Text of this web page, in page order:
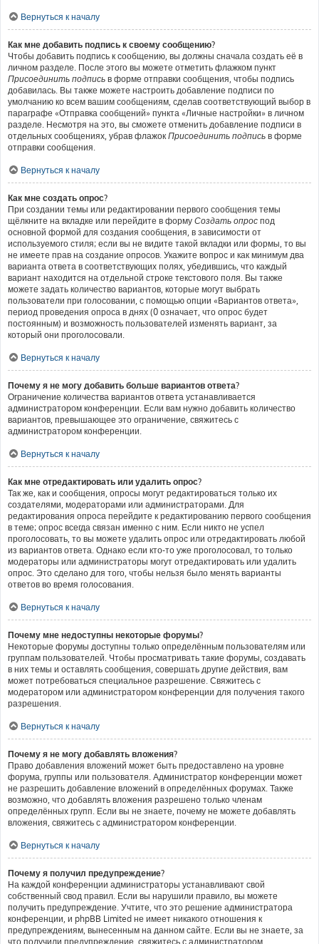
Вернуться к началу
Как мне добавить подпись к своему сообщению?
Чтобы добавить подпись к сообщению, вы должны сначала создать её в
личном разделе. После этого вы можете отметить флажком пункт
Присоединить подпись в форме отправки сообщения, чтобы подпись
добавилась. Вы также можете настроить добавление подписи по
умолчанию ко всем вашим сообщениям, сделав соответствующий выбор в
параграфе «Отправка сообщений» пункта «Личные настройки» в личном
разделе. Несмотря на это, вы сможете отменить добавление подписи в
отдельных сообщениях, убрав флажок Присоединить подпись в форме
отправки сообщения.
Вернуться к началу
Как мне создать опрос?
При создании темы или редактировании первого сообщения темы
щёлкните на вкладке или перейдите в форму Создать опрос под
основной формой для создания сообщения, в зависимости от
используемого стиля; если вы не видите такой вкладки или формы, то вы
не имеете прав на создание опросов. Укажите вопрос и как минимум два
варианта ответа в соответствующих полях, убедившись, что каждый
вариант находится на отдельной строке текстового поля. Вы также
можете задать количество вариантов, которые могут выбрать
пользователи при голосовании, с помощью опции «Вариантов ответа»,
период проведения опроса в днях (0 означает, что опрос будет
постоянным) и возможность пользователей изменять вариант, за
который они проголосовали.
Вернуться к началу
Почему я не могу добавить больше вариантов ответа?
Ограничение количества вариантов ответа устанавливается
администратором конференции. Если вам нужно добавить количество
вариантов, превышающее это ограничение, свяжитесь с
администратором конференции.
Вернуться к началу
Как мне отредактировать или удалить опрос?
Так же, как и сообщения, опросы могут редактироваться только их
создателями, модераторами или администраторами. Для
редактирования опроса перейдите к редактированию первого сообщения
в теме; опрос всегда связан именно с ним. Если никто не успел
проголосовать, то вы можете удалить опрос или отредактировать любой
из вариантов ответа. Однако если кто-то уже проголосовал, то только
модераторы или администраторы могут отредактировать или удалить
опрос. Это сделано для того, чтобы нельзя было менять варианты
ответов во время голосования.
Вернуться к началу
Почему мне недоступны некоторые форумы?
Некоторые форумы доступны только определённым пользователям или
группам пользователей. Чтобы просматривать такие форумы, создавать
в них темы и оставлять сообщения, совершать другие действия, вам
может потребоваться специальное разрешение. Свяжитесь с
модератором или администратором конференции для получения такого
разрешения.
Вернуться к началу
Почему я не могу добавлять вложения?
Право добавления вложений может быть предоставлено на уровне
форума, группы или пользователя. Администратор конференции может
не разрешить добавление вложений в определённых форумах. Также
возможно, что добавлять вложения разрешено только членам
определённых групп. Если вы не знаете, почему не можете добавлять
вложения, свяжитесь с администратором конференции.
Вернуться к началу
Почему я получил предупреждение?
На каждой конференции администраторы устанавливают свой
собственный свод правил. Если вы нарушили правило, вы можете
получить предупреждение. Учтите, что это решение администратора
конференции, и phpBB Limited не имеет никакого отношения к
предупреждениям, вынесенным на данном сайте. Если вы не знаете, за
что получили предупреждение, свяжитесь с администратором